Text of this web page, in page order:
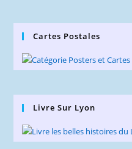
Cartes Postales
Livre Sur Lyon